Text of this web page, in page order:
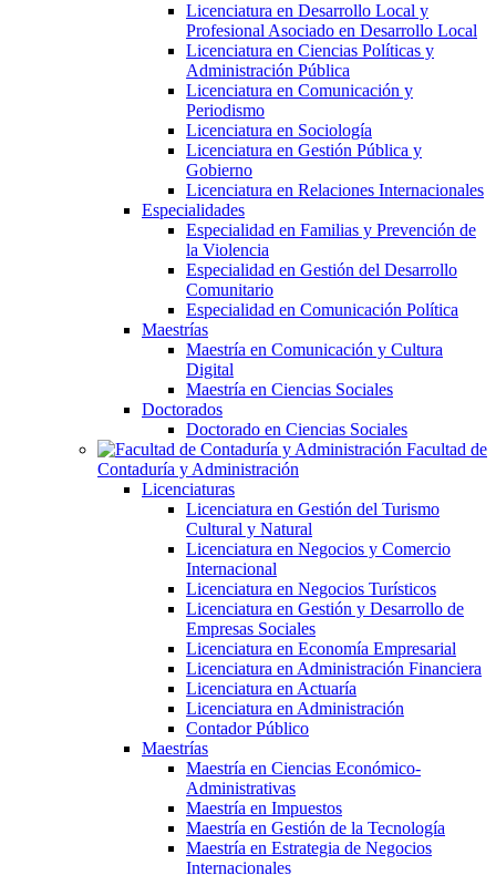
Licenciatura en Desarrollo Local y
Profesional Asociado en Desarrollo Local
Licenciatura en Ciencias Políticas y
Administración Pública
Licenciatura en Comunicación y
Periodismo
Licenciatura en Sociología
Licenciatura en Gestión Pública y
Gobierno
Licenciatura en Relaciones Internacionales
Especialidades
Especialidad en Familias y Prevención de
la Violencia
Especialidad en Gestión del Desarrollo
Comunitario
Especialidad en Comunicación Política
Maestrías
Maestría en Comunicación y Cultura
Digital
Maestría en Ciencias Sociales
Doctorados
Doctorado en Ciencias Sociales
Facultad de
Contaduría y Administración
Licenciaturas
Licenciatura en Gestión del Turismo
Cultural y Natural
Licenciatura en Negocios y Comercio
Internacional
Licenciatura en Negocios Turísticos
Licenciatura en Gestión y Desarrollo de
Empresas Sociales
Licenciatura en Economía Empresarial
Licenciatura en Administración Financiera
Licenciatura en Actuaría
Licenciatura en Administración
Contador Público
Maestrías
Maestría en Ciencias Económico-
Administrativas
Maestría en Impuestos
Maestría en Gestión de la Tecnología
Maestría en Estrategia de Negocios
Internacionales